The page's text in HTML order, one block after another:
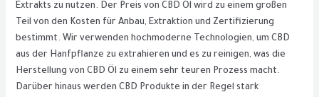
Extrakts zu nutzen. Der Preis von CBD Öl wird zu einem großen
Teil von den Kosten für Anbau, Extraktion und Zertifizierung
bestimmt. Wir verwenden hochmoderne Technologien, um CBD
aus der Hanfpflanze zu extrahieren und es zu reinigen, was die
Herstellung von CBD Öl zu einem sehr teuren Prozess macht.
Darüber hinaus werden CBD Produkte in der Regel stark